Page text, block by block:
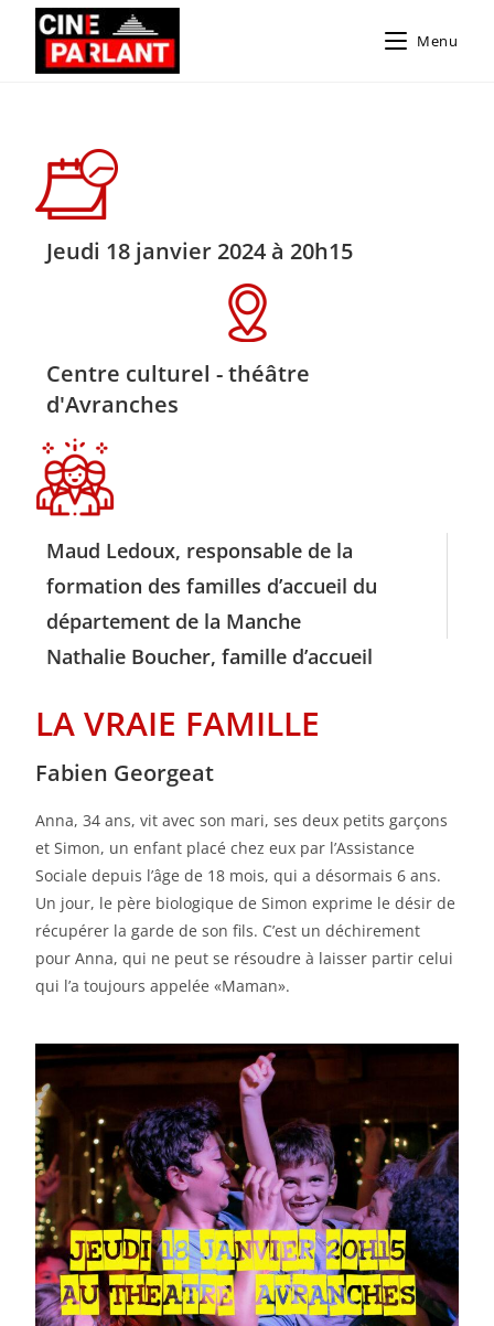
Menu
Jeudi 18 janvier 2024 à 20h15
Centre culturel - théâtre
d'Avranches
Maud Ledoux, responsable de la
formation des familles d’accueil du
département de la Manche
Nathalie Boucher, famille d’accueil
LA VRAIE FAMILLE
Fabien Georgeat
Anna, 34 ans, vit avec son mari, ses deux petits garçons
et Simon, un enfant placé chez eux par l’Assistance
Sociale depuis l’âge de 18 mois, qui a désormais 6 ans.
Un jour, le père biologique de Simon exprime le désir de
récupérer la garde de son fils. C’est un déchirement
pour Anna, qui ne peut se résoudre à laisser partir celui
qui l’a toujours appelée «Maman».